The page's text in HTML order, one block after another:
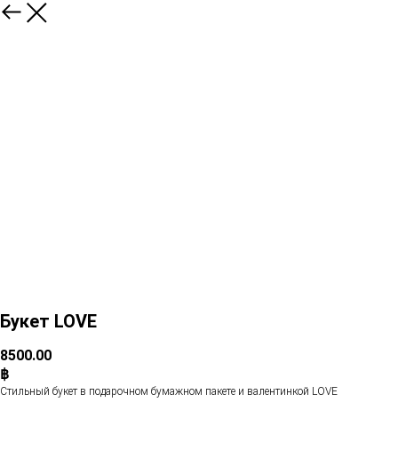
Букет LOVE
8500.00
฿
Стильный букет в подарочном бумажном пакете и валентинкой LOVE